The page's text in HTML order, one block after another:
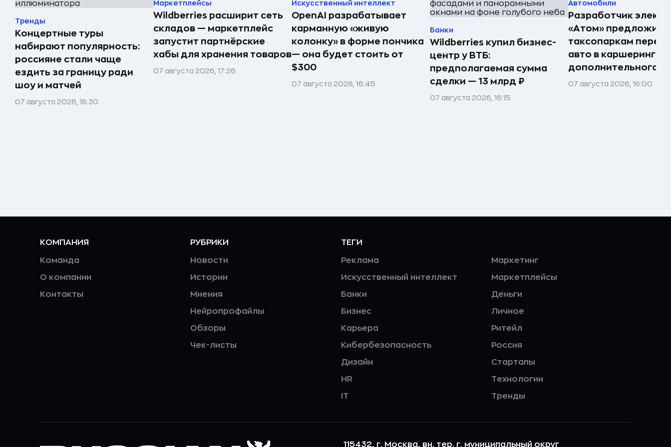
Тренды
Концертные туры
набирают популярность:
россияне стали чаще
ездить за границу ради
шоу и матчей
07 августа 2026, 18:30
Маркетплейсы
Wildberries расширит сеть
складов — маркетплейс
запустит партнёрские
хабы для хранения товаров
07 августа 2026, 17:26
Искусственный интеллект
OpenAI разрабатывает
карманную «живую
колонку» в форме пончика
— она будет стоить от
$300
07 августа 2026, 16:45
Банки
Wildberries купил бизнес-
центр у ВТБ:
предполагаемая сумма
сделки — 13 млрд ₽
07 августа 2026, 16:15
Автомобили
Разработчик
«Атом» предложил
таксопаркам
авто в каршеринг —
дополнительного
07 августа 2026, 16:00
КОМПАНИЯ
Команда
О компании
Контакты
РУБРИКИ
Новости
Истории
Мнения
Нейропрофайлы
Обзоры
Чек-листы
ТЕГИ
Реклама
Искусственный интеллект
Банки
Бизнес
Карьера
Кибербезопасность
Дизайн
HR
IT
Маркетинг
Маркетплейсы
Деньги
Личное
Ритейл
Россия
Стартапы
Технологии
Тренды
115432, г. Москва, вн. тер. г. муниципальный округ